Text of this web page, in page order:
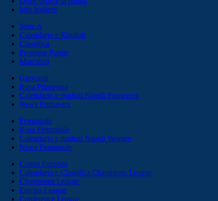
Info biglietti
Serie A
Calendario e Risultati
Classifica
Prossime Partite
Marcatori
Giovanili
Rosa Primavera
Calendario e risultati Napoli Primavera
News Primavera
Femminile
Rosa Femminile
Calendario e risultati Napoli Women
News Femminile
Coppe Europee
Calendario e Classifica Champions League
Champions League
Europa League
Conference League